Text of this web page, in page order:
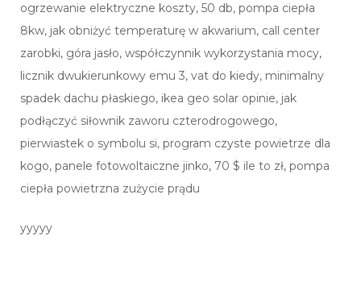
ogrzewanie elektryczne koszty, 50 db, pompa ciepła
8kw, jak obniżyć temperaturę w akwarium, call center
zarobki, góra jasło, współczynnik wykorzystania mocy,
licznik dwukierunkowy emu 3, vat do kiedy, minimalny
spadek dachu płaskiego, ikea geo solar opinie, jak
podłączyć siłownik zaworu czterodrogowego,
pierwiastek o symbolu si, program czyste powietrze dla
kogo, panele fotowoltaiczne jinko, 70 $ ile to zł, pompa
ciepła powietrzna zużycie prądu
yyyyy